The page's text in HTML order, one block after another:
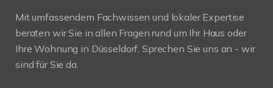
Mit umfassendem Fachwissen und lokaler Expertise
beraten wir Sie in allen Fragen rund um Ihr Haus oder
Ihre Wohnung in Düsseldorf. Sprechen Sie uns an - wir
sind für Sie da.